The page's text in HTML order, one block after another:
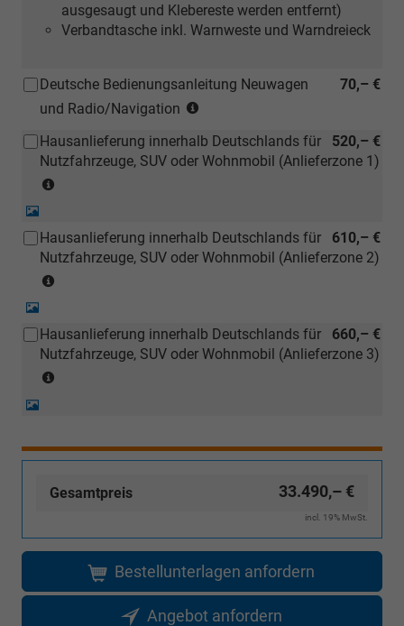
ausgesaugt und Klebereste werden entfernt)
Verbandtasche inkl. Warnweste und Warndreieck
70,– €
Deutsche Bedienungsanleitung Neuwagen
und Radio/Navigation
auch
bei
kostengünstiger
nachbestellt
520,– €
Hausanlieferung innerhalb Deutschlands für
Nutzfahrzeuge, SUV oder Wohnmobil (Anlieferzone 1)
(ausgenommen
Inselanlieferungen)
610,– €
Hausanlieferung innerhalb Deutschlands für
Nutzfahrzeuge, SUV oder Wohnmobil (Anlieferzone 2)
(ausgenommen
Inselanlieferungen)
660,– €
Hausanlieferung innerhalb Deutschlands für
Nutzfahrzeuge, SUV oder Wohnmobil (Anlieferzone 3)
Inselanlieferungen)
Gesamtpreis 33.490,– €
incl. 19% MwSt.
Bestellunterlagen anfordern
Angebot anfordern